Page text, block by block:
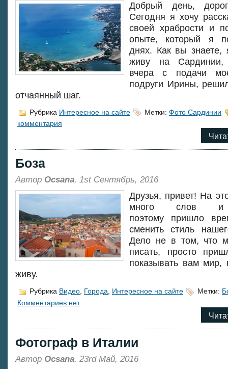
Добрый день,
Сегодня я хочу
своей храбрости и
опыте, который я
днях. Как вы
живу на Сардинии,
вчера с подачи
подруги Ирины,
отчаянный шаг.
Рубрика Интересное на сайте Метки: Фото Сардинии
комментария
Боза
Автор Ocsana, 1st Сентябрь, 2016
Друзья, привет! На
много слов и
поэтому пришло
сменить стиль
Дело не в том, что
писать, просто
показывать вам мир,
живу.
Рубрика Видео, Города, Интересное на сайте Метки:
Комментариев нет
Фотограф в Италии
Автор Ocsana, 23rd Май, 2016